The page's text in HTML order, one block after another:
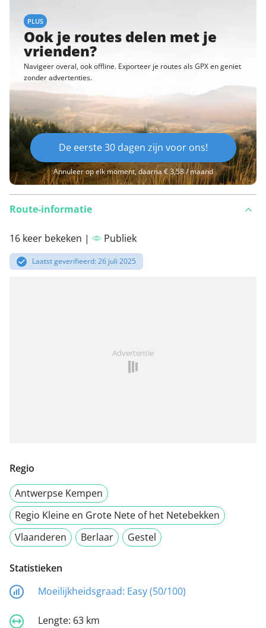
PLUS
Ook je routes delen met je
vrienden?
Navigeer overal, ook offline. Exporteer je routes als GPX en geniet
zonder advertenties.
De eerste 30 dagen zijn voor ons!
Annuleer op elk moment, daarna € 3,58 / maand
Route-informatie
16 keer bekeken | Publiek
Laatst geverifieerd: 26 juli 2025
Advertentie
Regio
Antwerpse Kempen
Regio Kleine en Grote Nete of het Netebekken
Vlaanderen
Berlaar Gestel
Statistieken
Moeilijkheidsgraad: Easy (50/100)
Lengte: 63 km